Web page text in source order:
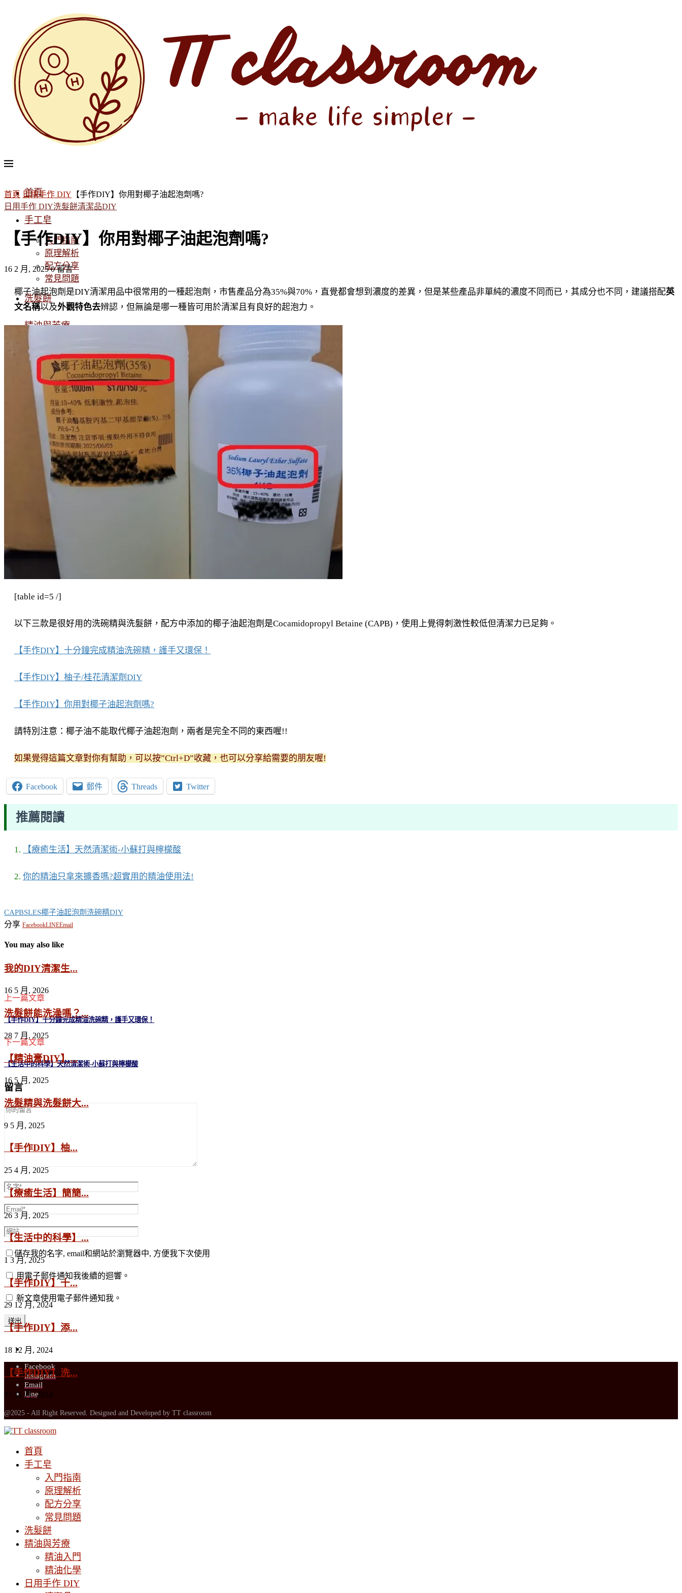
首頁
手工皂
入門指南
原理解析
配方分享
常見問題
洗髮餅
精油與芳療
精油化學
日用手作 DIY
清潔品DIY
親子手作
關於我
搜尋
首頁 日用手作 DIY 【手作DIY】你用對椰子油起泡劑嗎?
日用手作 DIY洗髮餅清潔品DIY
【手作DIY】你用對椰子油起泡劑嗎?
16 2 月, 2025 0 留言
椰子油起泡劑是DIY清潔用品中很常用的一種起泡劑，市售產品分為35%與70%，直覺都會想到濃度的差異，但是某些產品非單純的濃度不同而已，其成分也不同，建議搭配英
文名稱以及外觀特色去辨認，但無論是哪一種皆可用於清潔且有良好的起泡力。
[table id=5 /]
以下三款是很好用的洗碗精與洗髮餅，配方中添加的椰子油起泡劑是Cocamidopropyl Betaine (CAPB)，使用上覺得刺激性較低但清潔力已足夠。
【手作DIY】十分鐘完成精油洗碗精，護手又環保！
【手作DIY】柚子/桂花清潔劑DIY
【手作DIY】你用對椰子油起泡劑嗎?
請特別注意：椰子油不能取代椰子油起泡劑，兩者是完全不同的東西喔!!
如果覺得這篇文章對你有幫助，可以按”Ctrl+D”收藏，也可以分享給需要的朋友喔!
Facebook 郵件 Threads Twitter
推薦閱讀
1. 【療癒生活】天然清潔術-小蘇打與檸檬酸
2. 你的精油只拿來擴香嗎?超實用的精油使用法!
CAPBSLES椰子油起泡劑洗碗精DIY
分享 FacebookLINEEmail
You may also like
我的DIY清潔生...
16 5 月, 2026
洗髮餅能洗澡嗎？...
28 7 月, 2025
【精油膏DIY】...
16 5 月, 2025
洗髮精與洗髮餅大...
9 5 月, 2025
【手作DIY】柚...
25 4 月, 2025
【療癒生活】簡簡...
26 3 月, 2025
【生活中的科學】...
1 3 月, 2025
【手作DIY】十...
29 12 月, 2024
【手作DIY】添...
18 12 月, 2024
【手作DIY】洗...
17 11 月, 2024
上一篇文章
【手作DIY】十分鐘完成精油洗碗精，護手又環保！
下一篇文章
【生活中的科學】天然清潔術-小蘇打與檸檬酸
留言
儲存我的名字, email和網站於瀏覽器中, 方便我下次使用
用電子郵件通知我後續的迴響。
新文章使用電子郵件通知我。
Facebook
Instagram
Email
Line
@2025 - All Right Reserved. Designed and Developed by TT classroom
首頁
手工皂
入門指南
原理解析
配方分享
常見問題
洗髮餅
精油與芳療
精油入門
精油化學
日用手作 DIY